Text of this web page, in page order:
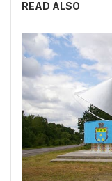
READ ALSO